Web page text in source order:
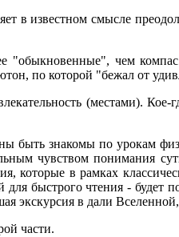
в известном смысле
"обыкновенные", чем
по которой "бежал от
(местами). Кое-
быть знакомы по урокам
чувством понимания
которые в рамках
быстрого чтения - будет
экскурсия в дали
части.